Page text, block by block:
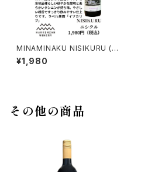
MINAMINAKU NISIKURU (笑
顔の私・雲）
¥1,980
その他の商品